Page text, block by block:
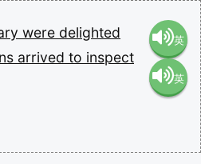
were delighted
arrived to inspect
英
語（米
英